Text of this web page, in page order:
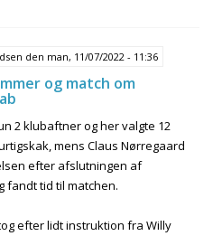
den man, 11/07/2022 - 11:36
og match om
2 klubaftner og her valgte 12
mens Claus Nørregaard
efter afslutningen af
fandt tid til matchen.
efter lidt instruktion fra Willy